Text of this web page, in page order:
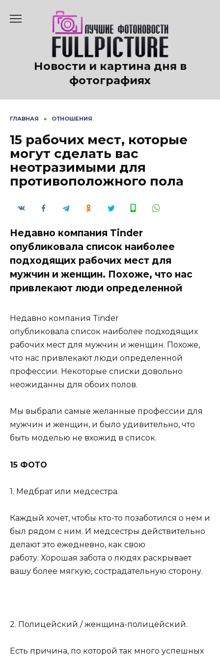
содержанию
Новости и картина дня в
фотографиях
ГЛАВНАЯ » ОТНОШЕНИЯ
15 рабочих мест, которые
могут сделать вас
неотразимыми для
противоположного пола
Недавно компания Tinder
опубликовала список наиболее
подходящих рабочих мест для
мужчин и женщин. Похоже, что нас
привлекают люди определенной
Недавно компания Tinder
опубликовала список наиболее подходящих
рабочих мест для мужчин и женщин. Похоже,
что нас привлекают люди определенной
профессии. Некоторые списки довольно
неожиданны для обоих полов.
Мы выбрали самые желанные профессии для
мужчин и женщин, и было удивительно, что
быть моделью не вхожид в список.
15 ФОТО
1. Медбрат или медсестра.
Каждый хочет, чтобы кто-то позаботился о нем и
был рядом с ним. И медсестры действительно
делают это ежедневно, как свою
работу. Хорошая забота о людях раскрывает
вашу более мягкую, сострадательную сторону.
2. Полицейский / женщина-полицейский.
Есть причина, по которой так много успешных